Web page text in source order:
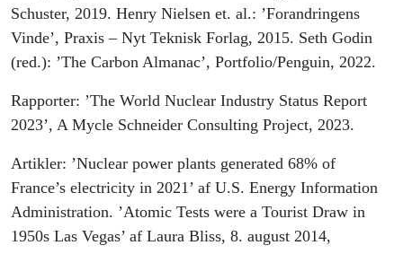
Schuster, 2019. Henry Nielsen et. al.: ’Forandringens
Vinde’, Praxis – Nyt Teknisk Forlag, 2015. Seth Godin
(red.): ’The Carbon Almanac’, Portfolio/Penguin, 2022.
Rapporter: ’The World Nuclear Industry Status Report
2023’, A Mycle Schneider Consulting Project, 2023.
Artikler: ’Nuclear power plants generated 68% of
France’s electricity in 2021’ af U.S. Energy Information
Administration. ’Atomic Tests were a Tourist Draw in
1950s Las Vegas’ af Laura Bliss, 8. august 2014,